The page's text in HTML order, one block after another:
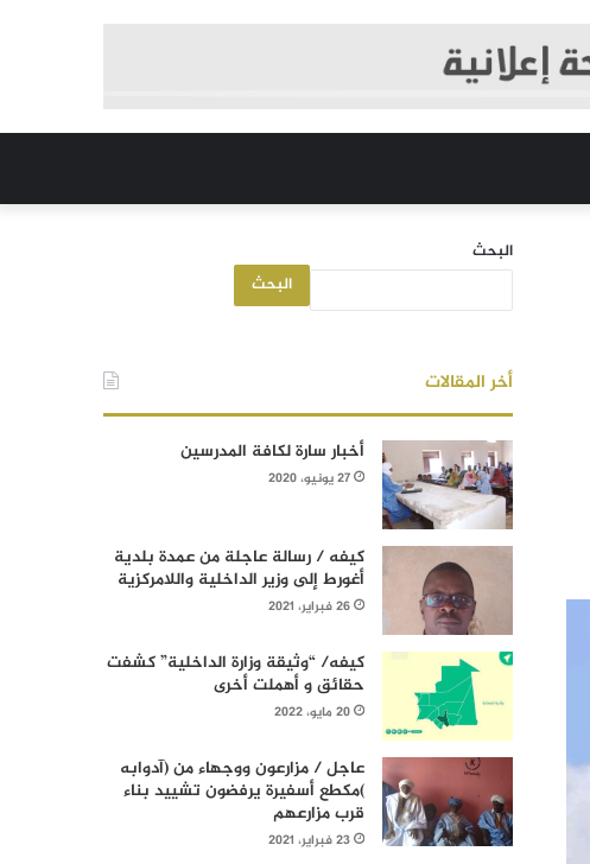
البحث
البحث
أخر المقالات
أخبار سارة لكافة المدرسين
27 يونيو، 2020
كيفه / رسالة عاجلة من عمدة بلدية
أغورط إلى وزير الداخلية واللامركزية
26 فبراير، 2021
كيفه/ “وثيقة وزارة الداخلية” كشفت
حقائق و أهملت أخرى
20 مايو، 2022
عاجل / مزارعون ووجهاء من (آدوابه
)مكطع أسفيرة يرفضون تشييد بناء
قرب مزارعهم
23 فبراير، 2021